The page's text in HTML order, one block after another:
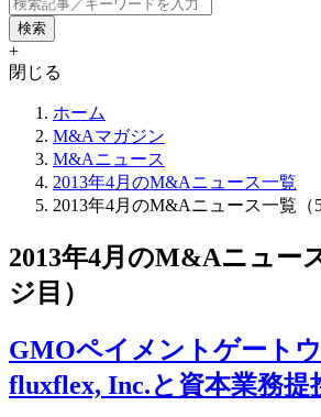
+
閉じる
ホーム
M&Aマガジン
M&Aニュース
2013年4月のM&Aニュース一覧
2013年4月のM&Aニュース一覧（
2013年4月のM&Aニュー
ジ目）
GMOペイメントゲートウ
fluxflex, Inc.と資本業務提